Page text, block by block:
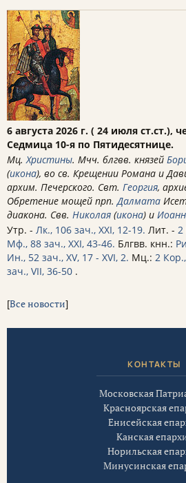
6 августа 2026 г. ( 24 июля ст.ст.),
Седмица 10-я по Пятидесятнице.
Мц.Христины. Мчч. блгвв. князей
(икона), во св. Крещении Романа и
архим. Печерского. Свт. Георгия,
Обретение мощей прп.Далмата
диакона. Свв. Николая (икона) и
Утр. - Лк., 106 зач., XXI, 12-19. Лит. - 2
Мф., 88 зач., XXI, 43-46. Блгвв. кнн.:
Ин., 52 зач., XV, 17 - XVI, 2. Мц.: 2
зач., VII, 36-50 .
[Все новости]
КОНТАКТЫ
Московская
Красноярская
Енисейская
Канская
Норильская
Минусинская